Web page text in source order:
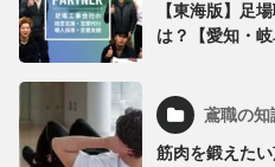
【東海版】足
は？【愛知・岐
鳶職の知
筋肉を鍛えた